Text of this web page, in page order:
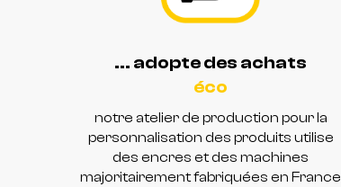
... adopte des achats
notre atelier de production pour la
personnalisation des produits utilise
des encres et des machines
majoritairement fabriquées en France